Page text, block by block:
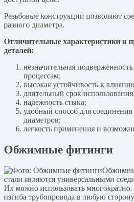
Резьбовые конструкции позволяют
разного диаметра.
Отличительные характеристики и
деталей:
незначительная
процессам;
высокая устойчивость к
длительный срок
надежность стыка;
удобный способ для
диаметров;
легкость применения и
Обжимные фитинги
стали являются универсальными
Их можно использовать
изгиба трубопровода в любую